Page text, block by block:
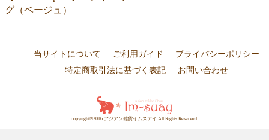
グ（ベージュ）
当サイトについて ご利用ガイド
プライバシーポリシー
特定商取引法に基づく表記
お問い合わせ
copyright©2016 アジアン雑貨イムスアイ All Rights Reserved.